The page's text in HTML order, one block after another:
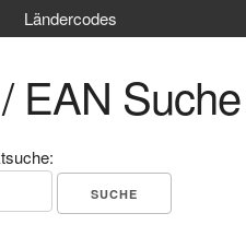
Ländercodes
EAN Suche